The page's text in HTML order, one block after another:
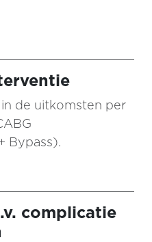
de uitkomsten per
Bypass).
complicatie